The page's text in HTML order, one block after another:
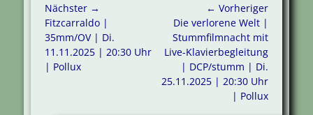
Beitragsnavigation
← Vorheriger
Vorheriger
Beitrag:
Die verlorene Welt |
Stummfilmnacht mit
Live-Klavierbegleitung
| DCP/stumm | Di.
25.11.2025 | 20:30 Uhr
| Pollux
Nächster →
Nächster
Beitrag:
Fitzcarraldo |
35mm/OV | Di.
11.11.2025 | 20:30 Uhr
| Pollux